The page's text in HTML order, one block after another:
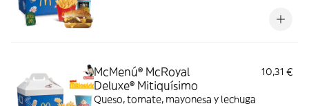
McMenú® McRoyal
Deluxe® Mitiquísimo
10,31 €
Queso, tomate, mayonesa y lechuga